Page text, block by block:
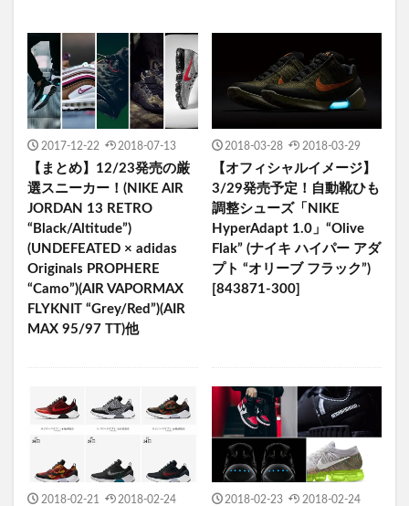
2017-12-22 2018-07-13
【まとめ】12/23発売の厳
選スニーカー！(NIKE AIR
JORDAN 13 RETRO
“Black/Altitude”)
(UNDEFEATED × adidas
Originals PROPHERE
“Camo”)(AIR VAPORMAX
FLYKNIT “Grey/Red”)(AIR
MAX 95/97 TT)他
2018-03-28 2018-03-29
【オフィシャルイメージ】
3/29発売予定！自動靴ひも
調整シューズ「NIKE
HyperAdapt 1.0」“Olive
Flak” (ナイキ ハイパー アダ
プト “オリーブ フラック”)
[843871-300]
2018-02-21 2018-02-24 2018-02-23 2018-02-24